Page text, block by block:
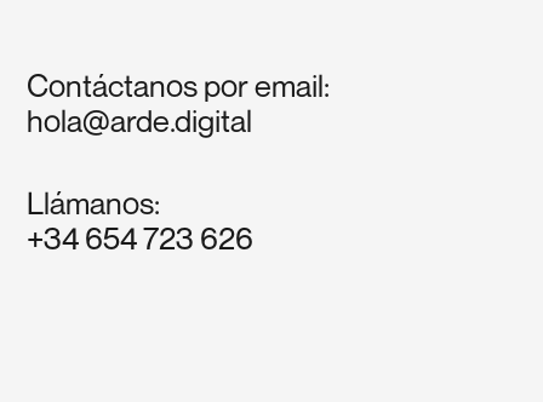
Contáctanos por email:
hola@arde.digital
Llámanos:
+34 654 723 626